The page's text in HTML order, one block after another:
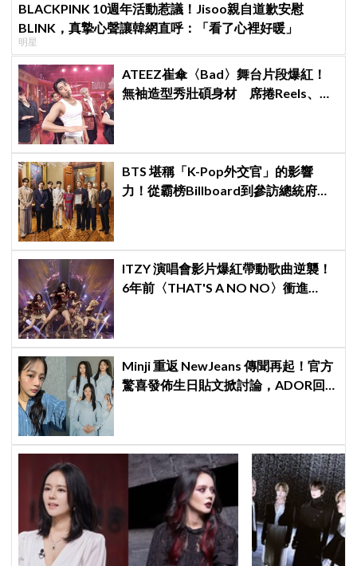
BLACKPINK 10週年活動惹議！Jisoo親自道歉安慰
BLINK，真摯心聲讓韓網直呼：「看了心裡好暖」
明星
ATEEZ崔傘〈Bad〉舞台片段爆紅！
無袖造型秀壯碩身材 席捲Reels、
BTS 堪稱「K-Pop外交官」的影響
力！從霸榜Billboard到參訪總統府，
ITZY 演唱會影片爆紅帶動歌曲逆襲！
6年前〈THAT'S A NO NO〉衝進
Minji 重返 NewJeans 傳聞再起！官方
驚喜發佈生日貼文掀討論，ADOR回